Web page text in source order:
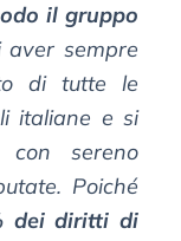
il gruppo
sempre
di tutte le
italiane e si
con sereno
Poiché
dei diritti di